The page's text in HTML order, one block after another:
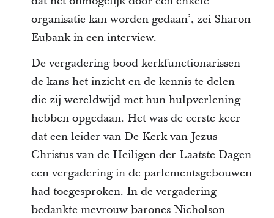
organisatie kan worden gedaan’, zei Sharon
Eubank in een interview.
De vergadering bood kerkfunctionarissen
de kans het inzicht en de kennis te delen
die zij wereldwijd met hun hulpverlening
hebben opgedaan. Het was de eerste keer
dat een leider van De Kerk van Jezus
Christus van de Heiligen der Laatste Dagen
een vergadering in de parlementsgebouwen
had toegesproken. In de vergadering
bedankte mevrouw barones Nicholson